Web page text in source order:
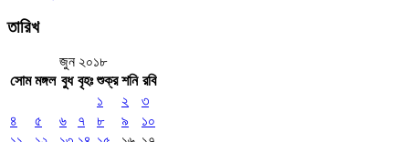
তারিখ
জুন ২০১৮
সোম মঙ্গল বুধ বৃহঃ শুক্র শনি রবি
১
২
৩
৪
৫ ৬ ৭ ৮ ৯
১০